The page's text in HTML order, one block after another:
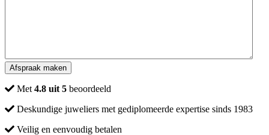
Met 4.8 uit 5 beoordeeld
Deskundige juweliers met gediplomeerde expertise sinds 1983
Veilig en eenvoudig betalen